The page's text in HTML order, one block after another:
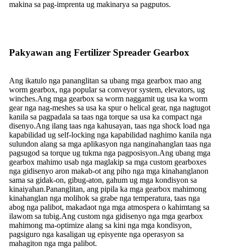
makina sa pag-imprenta ug makinarya sa pagputos.
Pakyawan ang Fertilizer Spreader Gearbox
Ang ikatulo nga pananglitan sa ubang mga gearbox mao ang
worm gearbox, nga popular sa conveyor system, elevators, ug
winches.Ang mga gearbox sa worm naggamit ug usa ka worm
gear nga nag-meshes sa usa ka spur o helical gear, nga nagtugot
kanila sa pagpadala sa taas nga torque sa usa ka compact nga
disenyo.Ang ilang taas nga kahusayan, taas nga shock load nga
kapabilidad ug self-locking nga kapabilidad naghimo kanila nga
sulundon alang sa mga aplikasyon nga nanginahanglan taas nga
pagsugod sa torque ug tukma nga pagposisyon.Ang ubang mga
gearbox mahimo usab nga maglakip sa mga custom gearboxes
nga gidisenyo aron makab-ot ang piho nga mga kinahanglanon
sama sa gidak-on, gibug-aton, gahum ug mga kondisyon sa
kinaiyahan.Pananglitan, ang pipila ka mga gearbox mahimong
kinahanglan nga molihok sa grabe nga temperatura, taas nga
abog nga palibot, makadaot nga mga atmospera o kahimtang sa
ilawom sa tubig.Ang custom nga gidisenyo nga mga gearbox
mahimong ma-optimize alang sa kini nga mga kondisyon,
pagsiguro nga kasaligan ug episyente nga operasyon sa
mahagiton nga mga palibot.